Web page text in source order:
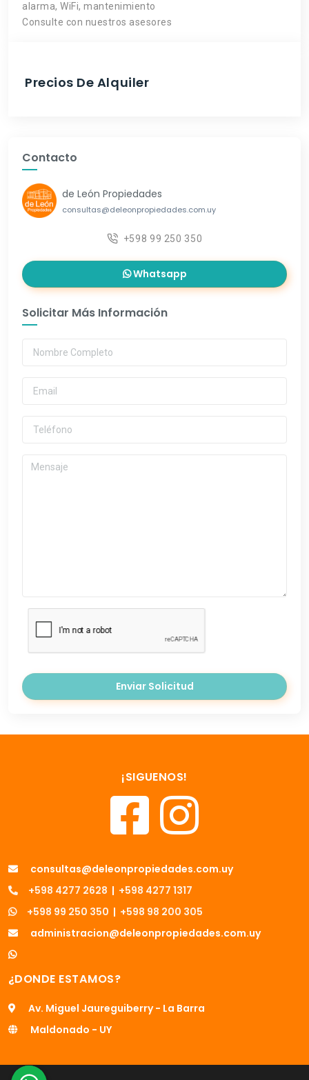
alarma, WiFi, mantenimiento
Consulte con nuestros asesores
Precios De Alquiler
Contacto
de León Propiedades
consultas@deleonpropiedades.com.uy
+598 99 250 350
Whatsapp
Solicitar Más Información
Enviar Solicitud
¡SIGUENOS!
consultas@deleonpropiedades.com.uy
+598 4277 2628 | +598 4277 1317
+598 99 250 350 | +598 98 200 305
administracion@deleonpropiedades.com.uy
¿DONDE ESTAMOS?
Av. Miguel Jaureguiberry - La Barra
Maldonado - UY